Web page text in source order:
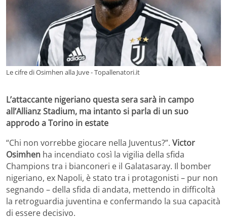
Le cifre di Osimhen alla Juve - Topallenatori.it
L’attaccante nigeriano questa sera sarà in campo
all’Allianz Stadium, ma intanto si parla di un suo
approdo a Torino in estate
“Chi non vorrebbe giocare nella Juventus?”. Victor
Osimhen ha incendiato così la vigilia della sfida
Champions tra i bianconeri e il Galatasaray. Il bomber
nigeriano, ex Napoli, è stato tra i protagonisti – pur non
segnando – della sfida di andata, mettendo in difficoltà
la retroguardia juventina e confermando la sua capacità
di essere decisivo.